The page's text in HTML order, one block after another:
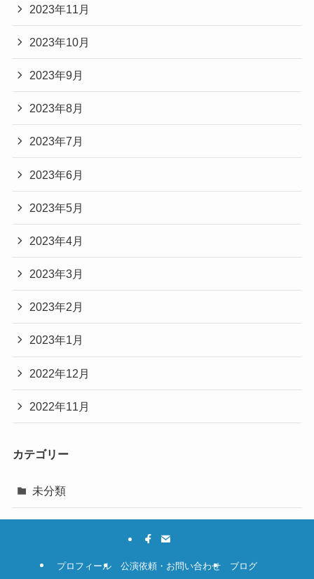
2023年11月
2023年10月
2023年9月
2023年8月
2023年7月
2023年6月
2023年5月
2023年4月
2023年3月
2023年2月
2023年1月
2022年12月
2022年11月
カテゴリー
未分類
プロフィール 公演依頼・お問い合わせ ブログ